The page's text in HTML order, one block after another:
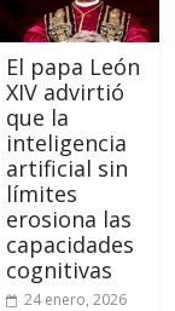
El papa León
XIV advirtió
que la
inteligencia
artificial sin
límites
erosiona las
capacidades
cognitivas
24 enero, 2026